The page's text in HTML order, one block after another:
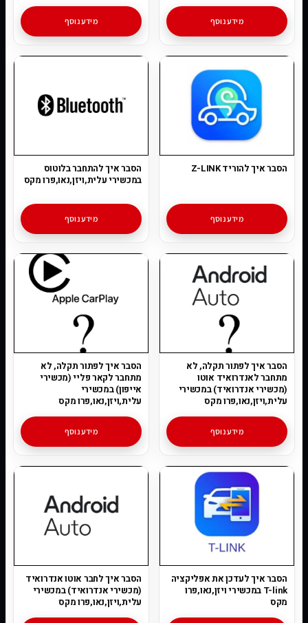
מידע נוסף מידע נוסף
הסבר איך להוריד Z-LINK
מידע נוסף
הסבר איך להתחבר בלוטוס
במכשירי עלית,ויזן,נאו,פרו מקס
מידע נוסף
הסבר איך לפתור תקלה, לא
מתחבר לאנדרואיד אוטו
(מכשירי אנדרואיד) במכשירי
עלית,ויזן,נאו,פרו מקס
מידע נוסף
הסבר איך לפתור תקלה, לא
מתחבר לקאר פליי (מכשירי
אייפון) במכשירי
עלית,ויזן,נאו,פרו מקס
מידע נוסף
הסבר איך לעדכן את אפליקציה
T-link במכשירי ויזן,נאו,פרו
מקס
הסבר איך לחבר אוטו אנדרואיד
(מכשירי אנדרואיד) במכשירי
עלית,ויזן,נאו,פרו מקס